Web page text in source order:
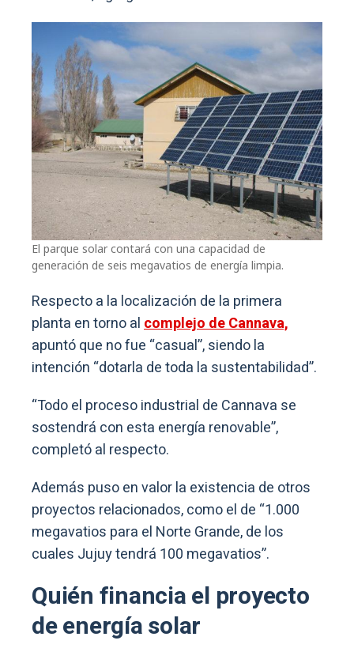
El parque solar contará con una capacidad de
generación de seis megavatios de energía limpia.
Respecto a la localización de la primera
planta en torno alcomplejo de Cannava,
apuntó que no fue “casual”, siendo la
intención “dotarla de toda la sustentabilidad”.
“Todo el proceso industrial de Cannava se
sostendrá con esta energía renovable”,
completó al respecto.
Además puso en valor la existencia de otros
proyectos relacionados, como el de “1.000
megavatios para el Norte Grande, de los
cuales Jujuy tendrá 100 megavatios”.
Quién financia el proyecto
de energía solar